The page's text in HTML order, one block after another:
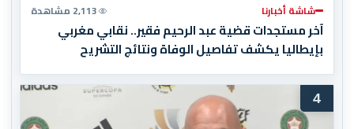
شاشة أخبارنا 2,113 مشاهدة
آخر مستجدات قضية عبد الرحيم فقير.. نقابي مغربي
بإيطاليا يكشف تفاصيل الوفاة ونتائج التشريح
4